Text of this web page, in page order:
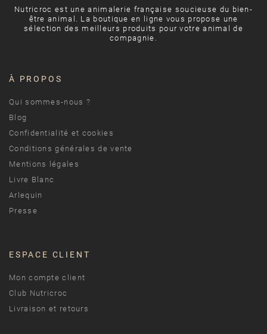
Nutricroc est une animalerie française soucieuse du bien-
être animal. La boutique en ligne vous propose une
sélection des meilleurs produits pour votre animal de
compagnie.
À PROPOS
Qui sommes-nous ?
Blog
Confidentialité et cookies
Conditions générales de vente
Mentions légales
Livre Blanc
Arlequin
Presse
ESPACE CLIENT
Mon compte client
Club Nutricroc
Livraison et retours